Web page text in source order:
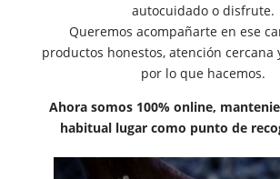
autocuidado o disfrute.
Queremos acompañarte en ese
productos honestos, atención cercana
por lo que hacemos.
Ahora somos 100% online,
habitual lugar como punto de